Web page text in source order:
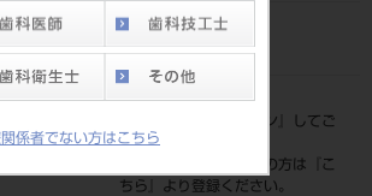
関係者でない方はこちら
JAN/EANコード
標準価格
ログイン
』してご
覧ください。
ネット会員登録がまだの方は『
こ
ちら
』より登録ください。